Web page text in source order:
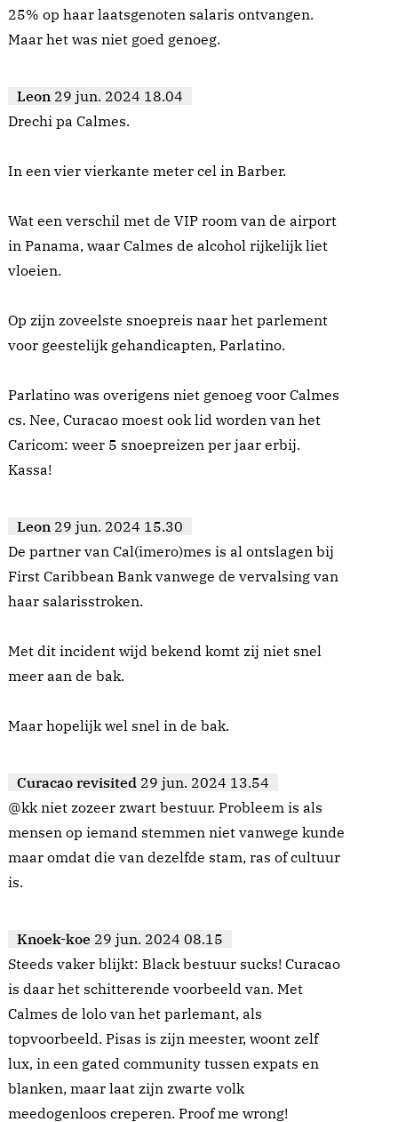
25% op haar laatsgenoten salaris ontvangen.
Maar het was niet goed genoeg.
Leon 29 jun. 2024 18.04
Drechi pa Calmes.
In een vier vierkante meter cel in Barber.
Wat een verschil met de VIP room van de airport
in Panama, waar Calmes de alcohol rijkelijk liet
vloeien.
Op zijn zoveelste snoepreis naar het parlement
voor geestelijk gehandicapten, Parlatino.
Parlatino was overigens niet genoeg voor Calmes
cs. Nee, Curacao moest ook lid worden van het
Caricom: weer 5 snoepreizen per jaar erbij.
Kassa!
Leon 29 jun. 2024 15.30
De partner van Cal(imero)mes is al ontslagen bij
First Caribbean Bank vanwege de vervalsing van
haar salarisstroken.
Met dit incident wijd bekend komt zij niet snel
meer aan de bak.
Maar hopelijk wel snel in de bak.
Curacao revisited 29 jun. 2024 13.54
@kk niet zozeer zwart bestuur. Probleem is als
mensen op iemand stemmen niet vanwege kunde
maar omdat die van dezelfde stam, ras of cultuur
is.
Knoek-koe 29 jun. 2024 08.15
Steeds vaker blijkt: Black bestuur sucks! Curacao
is daar het schitterende voorbeeld van. Met
Calmes de lolo van het parlemant, als
topvoorbeeld. Pisas is zijn meester, woont zelf
lux, in een gated community tussen expats en
blanken, maar laat zijn zwarte volk
meedogenloos creperen. Proof me wrong!